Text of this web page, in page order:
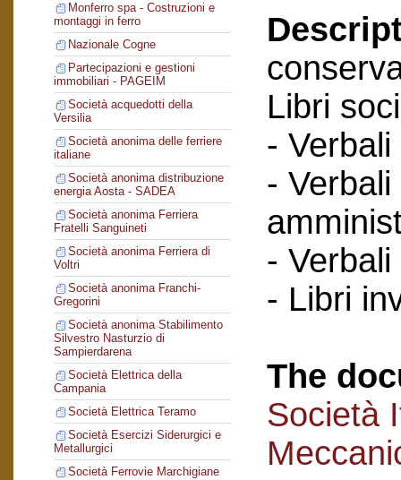
Monferro spa - Costruzioni e
montaggi in ferro
Nazionale Cogne
Partecipazioni e gestioni
immobiliari - PAGEIM
Società acquedotti della
Versilia
Società anonima delle ferriere
italiane
Società anonima distribuzione
energia Aosta - SADEA
Società anonima Ferriera
Fratelli Sanguineti
Società anonima Ferriera di
Voltri
Società anonima Franchi-
Gregorini
Società anonima Stabilimento
Silvestro Nasturzio di
Sampierdarena
Società Elettrica della
Campania
Società Elettrica Teramo
Società Esercizi Siderurgici e
Metallurgici
Società Ferrovie Marchigiane
Libri
-
-
-
- Libri
The
Società